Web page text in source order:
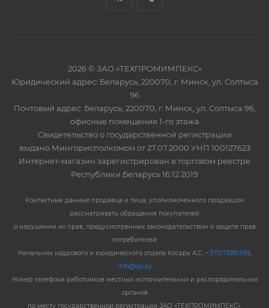
2026 © ЗАО «ТЕХПРОМИМПЕКС»
Юридический адрес: Беларусь, 220070, г. Минск, ул. Солтыса
96
Почтовый адрес: Беларусь, 220070, г. Минск, ул. Солтыса 96,
офисные помещения 1-го этажа
Свидетельство о государственной регистрации
выдано Мингорисполкомом от 27.07.2000 УНП 100127623
Интернет-магазин зарегистрирован в торговом реестре
Республики Беларусь 16.12.2019
Контактные данные продавца и лица, уполномоченного продавцом
рассматривать обращения покупателей
о нарушении их прав, предусмотренных законодательством о защите прав
потребителей:
Начальник кадрового и юридического отдела Косарь А.С.: +375173881599,
info@tpi.by
Номер телефона работников местных исполнительных и распорядительных
органов
по месту государственной регистрации ЗАО «ТЕХПРОМИМПЕКС»,